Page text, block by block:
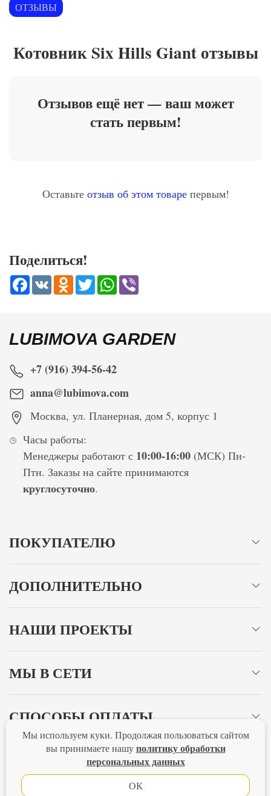
ОТЗЫВЫ
Котовник Six Hills Giant отзывы
Отзывов ещё нет — ваш может
стать первым!
Оставьте отзыв об этом товарепервым!
Поделиться!
Facebook
VK Odnoklassniki
TwitterWhatsApp
LUBIMOVA GARDEN
+7 (916) 394-56-42
anna@lubimova.com
Москва, ул. Планерная, дом 5, корпус 1
Часы работы:
Менеджеры работают с 10:00-16:00(МСК) Пн-
Птн. Заказы на сайте принимаются
круглосуточно.
ПОКУПАТЕЛЮ
ДОПОЛНИТЕЛЬНО
НАШИ ПРОЕКТЫ
МЫ В СЕТИ
СПОСОБЫ ОПЛАТЫ
ЛИЧНЫЙ КАБИНЕТ
Мы используем куки. Продолжая пользоваться сайтом
вы принимаете нашуполитику обработки
персональных данных
ОК